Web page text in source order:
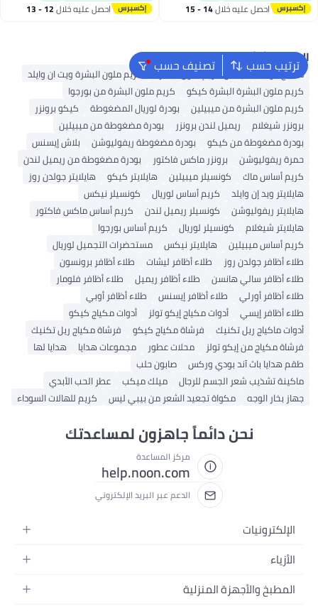
احصل عليه خلال 14 - 15 احصل عليه خلال 12 - 13
ترتيب حسب تصنيف حسب البحث الشائع
مكياج الوجه نيكس كريم ملون البشرة
كريم ملون البشرة ويت ان وايلد
كريم ملون البشرة البشرة كيكو
كريم ملون البشرة من بورجوا
كريم ملون البشرة من ميبيلين
بودرة لوريال المضغوطة
كيكو برونزر
برونزر شيغلام
ريميل لندن برونزر
بودرة مضغوطة من ميبيلين
بودرة مضغوطة من كيكو
بودرة مضغوطة ريفوليوشن
بلاش إيسنس
حمرة ريفوليوشن
برونزر ماكس فاكتور
بودرة مضغوطة من ريميل لندن
كريم أساس ماك
كونسيلر ميبيلين هايلايتر كيكو
هايلايتر جولدن روز
هايلايتر ويد إن وايلد
كريم أساس لوريال
كونسيلر نيكس
هايلايتر ريفوليوشن
كونسيلر ريميل لندن
كريم أساس ماكس فاكتور
هايلايتر شيغلام
كونسيلر لوريال
كريم أساس بورجوا
كريم أساس ميبيلين
هايلايتر نيكس
مستحضرات التجميل لوريال
طلاء أظافر جولدن روز
طلاء أظافر ليشات
طلاء أظافر برونسون
طلاء أظافر سالي هانسن
طلاء أظافر ريميل
طلاء أظافر فلومار
طلاء أظافر أورلي
طلاء أظافر إيسنس
طلاء أظافر أوبي
طلاء أظافر إيسي
أدوات مكياج إيكو تولز
أدوات مكياج كيكو
أدوات ماكياج ريل تكنيك
فرشاة مكياج كيكو
فرشاة مكياج ريل تكنيك
فرشاة مكياج من إيكو تولز
محلات عطور مجموعات هدايا
هدايا لها
طقم هدايا باث آند بودي وركس
صابون حلب
ماكينة تشذيب شعر الجسم للرجال
ميلك ميكب
عطر الحب الأبدي
جهاز بخار الوجه
مكواة تجعيد الشعر من بيبي ليس كريم للهالات السوداء
نحن دائماً جاهزون لمساعدتك
مركز المساعدة
help.noon.com
الدعم عبر البريد الإلكتروني
الإلكترونيات
الجوالات
اللابتوبات
الأزياء
أزياء نسائية
المطبخ والأجهزة المنزلية